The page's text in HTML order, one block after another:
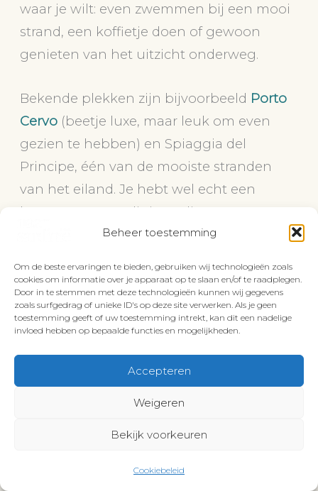
Beheer toestemming
Om de beste ervaringen te bieden, gebruiken wij technologieën zoals
cookies om informatie over je apparaat op te slaan en/of te raadplegen.
Door in te stemmen met deze technologieën kunnen wij gegevens
zoals surfgedrag of unieke ID's op deze site verwerken. Als je geen
toestemming geeft of uw toestemming intrekt, kan dit een nadelige
invloed hebben op bepaalde functies en mogelijkheden.
Accepteren
Weigeren
Bekijk voorkeuren
Cookiebeleid
waar je wilt: even zwemmen bij een mooi
strand, een koffietje doen of gewoon
genieten van het uitzicht onderweg.
Bekende plekken zijn bijvoorbeeld Porto
Cervo (beetje luxe, maar leuk om even
gezien te hebben) en Spiaggia del
Principe, één van de mooiste stranden
van het eiland. Je hebt wel echt een
huurauto op Sardinië nodig.
hoogseizoen. Parkeerplekken bij de
stranden zijn snel vol en ’s ochtends is het
licht (en de rust) echt het mooist.
9. Nuraghe overblijfselen bij Olbia
Rond Olbia vind je ook nog sporen uit
Nuraghe-tijdperk, een oude beschaving
leefde. Verwacht geen perfect bewaarde